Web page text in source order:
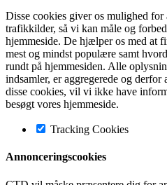
Disse cookies giver os mulighed
trafikkilder, så vi kan måle og
hjemmeside. De hjælper os med at
mest og mindst populære samt
rundt på hjemmesiden. Alle
indsamler, er aggregerede og
disse cookies, vil vi ikke have
besøgt vores hjemmeside.
Tracking Cookies
Annonceringscookies